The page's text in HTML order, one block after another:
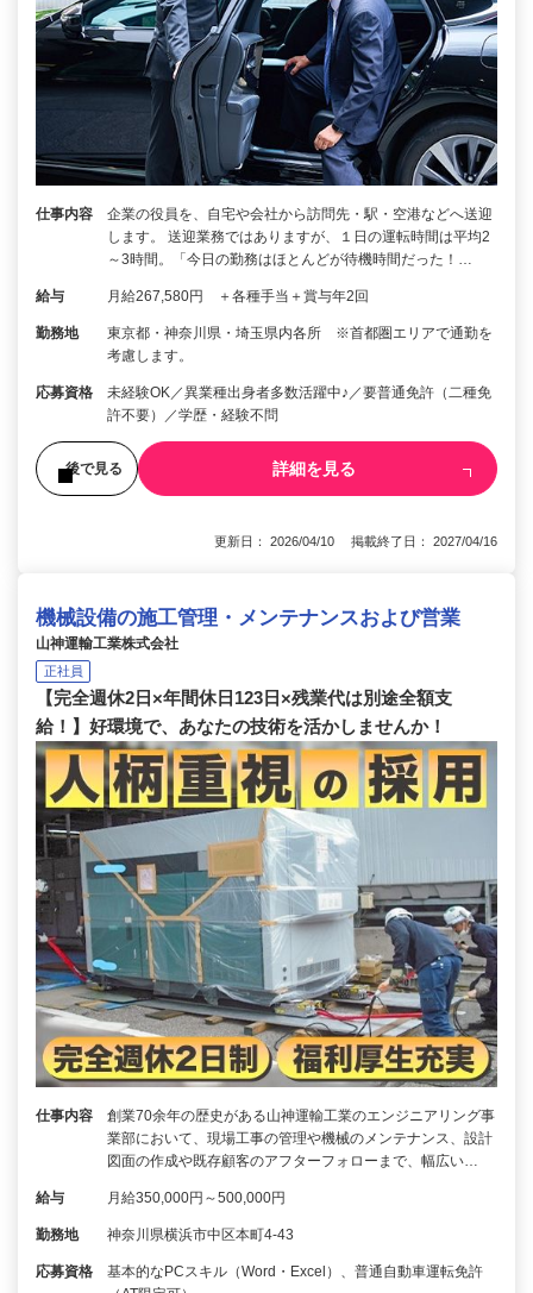
仕事内容
企業の役員を、自宅や会社から訪問先・駅・空港などへ送迎
します。 送迎業務ではありますが、１日の運転時間は平均2
～3時間。「今日の勤務はほとんどが待機時間だった！…
給与 月給267,580円 ＋各種手当＋賞与年2回
勤務地
東京都・神奈川県・埼玉県内各所 ※首都圏エリアで通勤を
考慮します。
応募資格
未経験OK／異業種出身者多数活躍中♪／要普通免許（二種免
許不要）／学歴・経験不問
後で見る 詳細を見る
更新日： 2026/04/10 掲載終了日： 2027/04/16
機械設備の施工管理・メンテナンスおよび営業
山神運輸工業株式会社
正社員
【完全週休2日×年間休日123日×残業代は別途全額支
給！】好環境で、あなたの技術を活かしませんか！
仕事内容
創業70余年の歴史がある山神運輸工業のエンジニアリング事
業部において、現場工事の管理や機械のメンテナンス、設計
図面の作成や既存顧客のアフターフォローまで、幅広い…
給与 月給350,000円～500,000円
勤務地 神奈川県横浜市中区本町4-43
応募資格
基本的なPCスキル（Word・Excel）、普通自動車運転免許